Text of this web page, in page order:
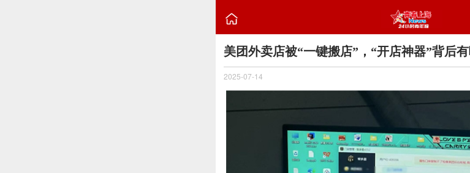

美团外卖店被“一键搬店”，“开店神器”背后
2025-07-14